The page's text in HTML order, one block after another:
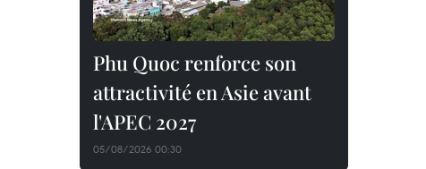
Phu Quoc renforce son
attractivité en Asie avant
l'APEC 2027
05/08/2026 00:30